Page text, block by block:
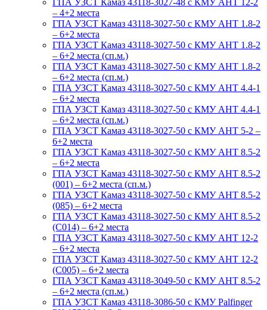
ГПА УЗСТ Камаз 43118-3027-48 с КМУ АНТ 12-2
– 4+2 места
ГПА УЗСТ Камаз 43118-3027-50 с КМУ АНТ 1.8-2
– 6+2 места
ГПА УЗСТ Камаз 43118-3027-50 с КМУ АНТ 1.8-2
– 6+2 места (сп.м.)
ГПА УЗСТ Камаз 43118-3027-50 с КМУ АНТ 1.8-2
– 6+2 места (сп.м.)
ГПА УЗСТ Камаз 43118-3027-50 с КМУ АНТ 4.4-1
– 6+2 места
ГПА УЗСТ Камаз 43118-3027-50 с КМУ АНТ 4.4-1
– 6+2 места (сп.м.)
ГПА УЗСТ Камаз 43118-3027-50 с КМУ АНТ 5-2 –
6+2 места
ГПА УЗСТ Камаз 43118-3027-50 с КМУ АНТ 8.5-2
– 6+2 места
ГПА УЗСТ Камаз 43118-3027-50 с КМУ АНТ 8.5-2
(001) – 6+2 места (сп.м.)
ГПА УЗСТ Камаз 43118-3027-50 с КМУ АНТ 8.5-2
(085) – 6+2 места
ГПА УЗСТ Камаз 43118-3027-50 с КМУ АНТ 8.5-2
(С014) – 6+2 места
ГПА УЗСТ Камаз 43118-3027-50 с КМУ АНТ 12-2
– 6+2 места
ГПА УЗСТ Камаз 43118-3027-50 с КМУ АНТ 12-2
(С005) – 6+2 места
ГПА УЗСТ Камаз 43118-3049-50 с КМУ АНТ 8.5-2
– 6+2 места (сп.м.)
ГПА УЗСТ Камаз 43118-3086-50 с КМУ Palfinger